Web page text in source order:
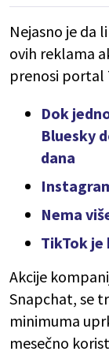
Nejasno je da
ovih reklama
prenosi portal
Dok
Bluesky
dana
Nema
TikTok
Akcije
Snapchat, se
minimuma
mesečno